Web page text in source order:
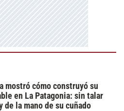
mostró cómo construyó su
en La Patagonia: sin talar
de la mano de su cuñado